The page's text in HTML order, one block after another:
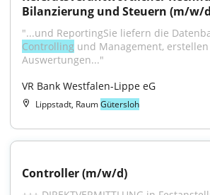
Bilanzierung und Steuern (m/w/
Controlling und Management,
Auswertungen..."
VR Bank Westfalen-Lippe eG
Lippstadt, RaumGütersloh
Controller (m/w/d)